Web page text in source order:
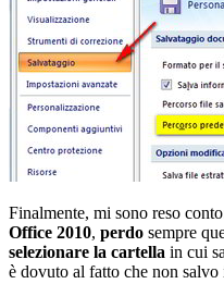
Finalmente, mi sono reso
Office 2010, perdo sempre
selezionare la cartella in cui
è dovuto al fatto che non